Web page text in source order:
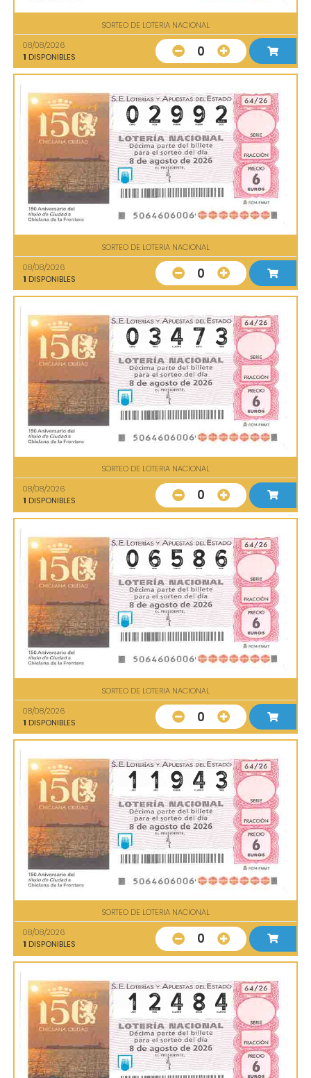
SORTEO DE LOTERIA NACIONAL
08/08/2026
1 DISPONIBLES 0
SORTEO DE LOTERIA NACIONAL
08/08/2026
1 DISPONIBLES 0
SORTEO DE LOTERIA NACIONAL
08/08/2026
1 DISPONIBLES 0
SORTEO DE LOTERIA NACIONAL
08/08/2026
1 DISPONIBLES 0
SORTEO DE LOTERIA NACIONAL
08/08/2026
1 DISPONIBLES 0